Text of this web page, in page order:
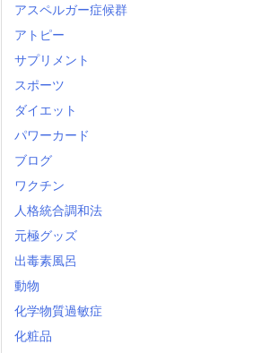
アスペルガー症候群
アトピー
サプリメント
スポーツ
ダイエット
パワーカード
ブログ
ワクチン
人格統合調和法
元極グッズ
出毒素風呂
動物
化学物質過敏症
化粧品